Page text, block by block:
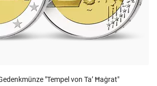
"Tempel von Ta’ Ħaġrat"